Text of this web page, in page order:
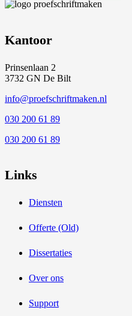
Kantoor
Prinsenlaan 2
3732 GN De Bilt
info@proefschriftmaken.nl
030 200 61 89
030 200 61 89
Links
Diensten
Offerte (Old)
Dissertaties
Over ons
Support